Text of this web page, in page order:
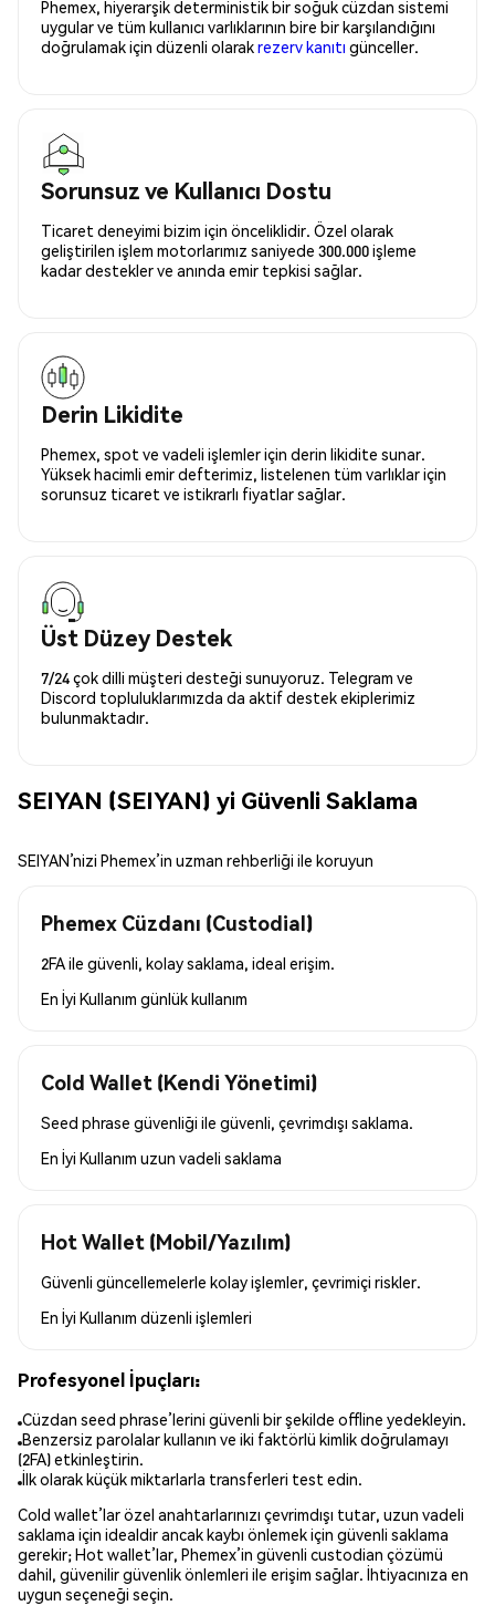
Phemex, hiyerarşik deterministik bir soğuk cüzdan sistemi
uygular ve tüm kullanıcı varlıklarının bire bir karşılandığını
doğrulamak için düzenli olarakrezerv kanıtı günceller.
Sorunsuz ve Kullanıcı Dostu
Ticaret deneyimi bizim için önceliklidir. Özel olarak
geliştirilen işlem motorlarımız saniyede 300.000 işleme
kadar destekler ve anında emir tepkisi sağlar.
Derin Likidite
Phemex, spot ve vadeli işlemler için derin likidite sunar.
Yüksek hacimli emir defterimiz, listelenen tüm varlıklar için
sorunsuz ticaret ve istikrarlı fiyatlar sağlar.
Üst Düzey Destek
7/24 çok dilli müşteri desteği sunuyoruz. Telegram ve
Discord topluluklarımızda da aktif destek ekiplerimiz
bulunmaktadır.
SEIYAN (SEIYAN) yi Güvenli Saklama
SEIYAN’nizi Phemex’in uzman rehberliği ile koruyun
Phemex Cüzdanı (Custodial)
2FA ile güvenli, kolay saklama, ideal erişim.
En İyi Kullanım günlük kullanım
Cold Wallet (Kendi Yönetimi)
Seed phrase güvenliği ile güvenli, çevrimdışı saklama.
En İyi Kullanım uzun vadeli saklama
Hot Wallet (Mobil/Yazılım)
Güvenli güncellemelerle kolay işlemler, çevrimiçi riskler.
En İyi Kullanım düzenli işlemleri
Profesyonel İpuçları:
Cüzdan seed phrase’lerini güvenli bir şekilde offline yedekleyin.
Benzersiz parolalar kullanın ve iki faktörlü kimlik doğrulamayı
(2FA) etkinleştirin.
İlk olarak küçük miktarlarla transferleri test edin.
Cold wallet’lar özel anahtarlarınızı çevrimdışı tutar, uzun vadeli
saklama için idealdir ancak kaybı önlemek için güvenli saklama
gerekir; Hot wallet’lar, Phemex’in güvenli custodian çözümü
dahil, güvenilir güvenlik önlemleri ile erişim sağlar. İhtiyacınıza en
uygun seçeneği seçin.